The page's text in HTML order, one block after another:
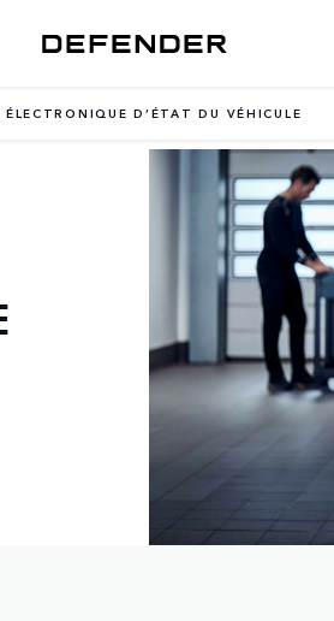
D’ÉTAT DU VÉHICULE